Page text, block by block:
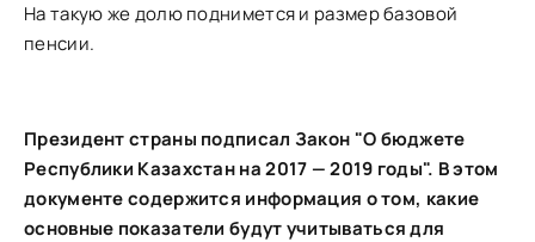
На такую же долю поднимется и размер базовой
пенсии.
Президент страны подписал Закон "О бюджете
Республики Казахстан на 2017 — 2019 годы". В этом
документе содержится информация о том, какие
основные показатели будут учитываться для